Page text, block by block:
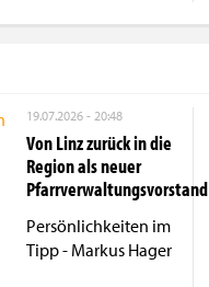
19.07.2026 - 20:48
Von Linz zurück in die
Region als neuer
Pfarrverwaltungsvorstand
Persönlichkeiten im
Tipp - Markus Hager